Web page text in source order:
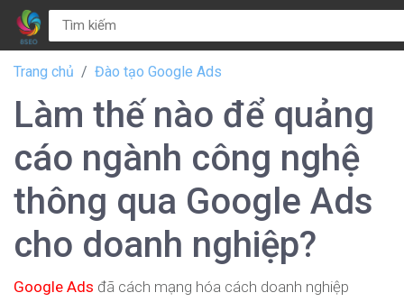
Trang chủ Đào tạo Google Ads
Làm thế nào để quảng
cáo ngành công nghệ
thông qua Google Ads
cho doanh nghiệp?
Google Ads đã cách mạng hóa cách doanh nghiệp